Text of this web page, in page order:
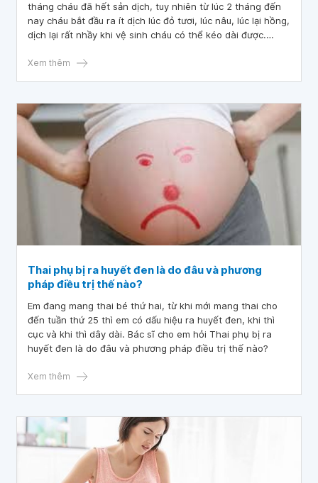
tháng cháu đã hết sản dịch, tuy nhiên từ lúc 2 tháng đến
nay cháu bắt đầu ra ít dịch lúc đỏ tươi, lúc nâu, lúc lại hồng,
dịch lại rất nhầy khi vệ sinh cháu có thể kéo dài được.
có hơi đau bụng dưới và đau lưng thôi ạ. Cháu đã đến
thêm 3 ngày thuốc, uống hết thuốc cháu thấy đã hết dịch
nên không đi khám lại nhưng đến nay được 1 tuần cháu
phát hiện lại ra ít dịch nâu nữa và có kèm theo đau bụng,
đau lưng. Hiện cháu rất lo lắng. Mong bác sĩ giải thích giúp
cháu ạ. Cháu cảm ơn rất nhiều ạ!
Xem thêm
Thai phụ bị ra huyết đen là do đâu và phương
pháp điều trị thế nào?
Em đang mang thai bé thứ hai, từ khi mới mang thai cho
đến tuần thứ 25 thì em có dấu hiệu ra huyết đen, khi thì
cục và khi thì dây dài. Bác sĩ cho em hỏi Thai phụ bị ra
huyết đen là do đâu và phương pháp điều trị thế nào?
Xem thêm